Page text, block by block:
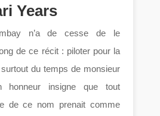
Years
n’a de cesse de le
de ce récit : piloter pour la
du temps de monsieur
honneur insigne que tout
de ce nom prenait comme